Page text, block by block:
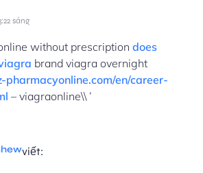
sáng
without prescription does
brand viagra overnight
pharmacyonline.com/en/career-
– viagraonline\\ ’
viết: